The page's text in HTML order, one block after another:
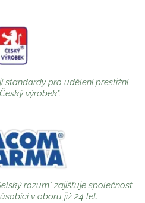
standardy pro udělení prestižní
výrobek".
rozum" zajišťuje společnost
v oboru již 24 let.